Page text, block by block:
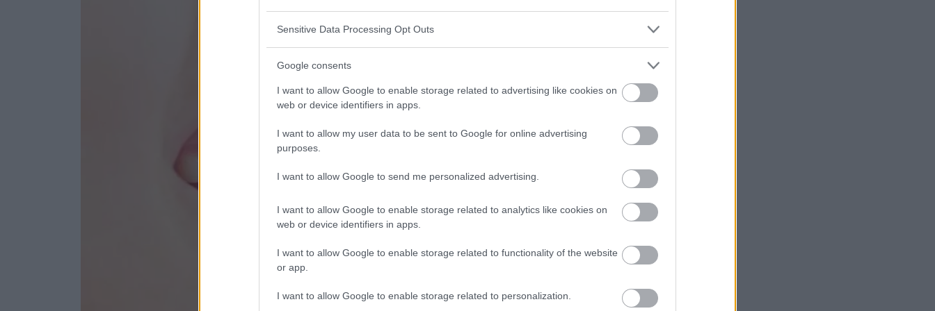
Sensitive Data Processing Opt Outs
Google consents
I want to allow Google to enable storage related to advertising like cookies on
web or device identifiers in apps.
I want to allow my user data to be sent to Google for online advertising
purposes.
I want to allow Google to send me personalized advertising.
I want to allow Google to enable storage related to analytics like cookies on
web or device identifiers in apps.
I want to allow Google to enable storage related to functionality of the website
or app.
I want to allow Google to enable storage related to personalization.